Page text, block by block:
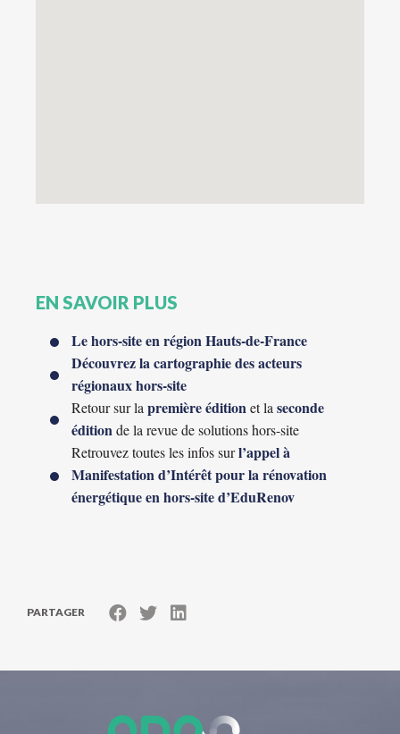
EN SAVOIR PLUS
Le hors-site en région Hauts-de-France
Découvrez la cartographie des acteurs
régionaux hors-site
Retour sur la première éditionet la seconde
éditionde la revue de solutions hors-site
Retrouvez toutes les infos surl’appel à
Manifestation d’Intérêt pour la rénovation
énergétique en hors-site d’EduRenov
PARTAGER